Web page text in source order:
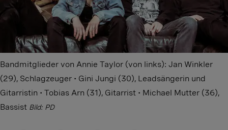
Bandmitglieder von Annie Taylor (von links): Jan Winkler
(29), Schlagzeuger • Gini Jungi (30), Leadsängerin und
Gitarristin • Tobias Arn (31), Gitarrist • Michael Mutter (36),
Bassist Bild: PD